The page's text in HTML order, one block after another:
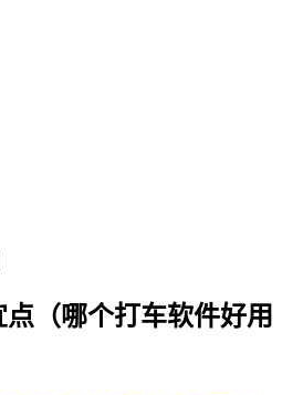
（哪个打车软件好用